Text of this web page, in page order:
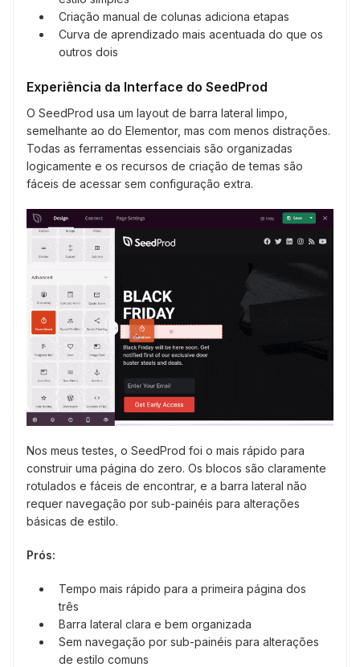
Criação manual de colunas adiciona etapas
Curva de aprendizado mais acentuada do que os
outros dois
Experiência da Interface do SeedProd
O SeedProd usa um layout de barra lateral limpo,
semelhante ao do Elementor, mas com menos distrações.
Todas as ferramentas essenciais são organizadas
logicamente e os recursos de criação de temas são
fáceis de acessar sem configuração extra.
Nos meus testes, o SeedProd foi o mais rápido para
construir uma página do zero. Os blocos são claramente
rotulados e fáceis de encontrar, e a barra lateral não
requer navegação por sub-painéis para alterações
básicas de estilo.
Prós:
Tempo mais rápido para a primeira página dos
três
Barra lateral clara e bem organizada
Sem navegação por sub-painéis para alterações
de estilo comuns